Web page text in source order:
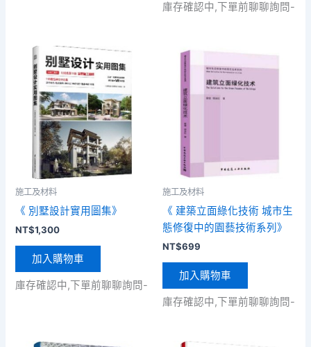
庫存確認中,下單前聊聊詢問-
施工及材料
《 別墅設計實用圖集》
NT$1,300
加入購物車
庫存確認中,下單前聊聊詢問-
施工及材料
《 建築立面綠化技術 城市生
態修復中的園藝技術系列》
NT$699
加入購物車
庫存確認中,下單前聊聊詢問-